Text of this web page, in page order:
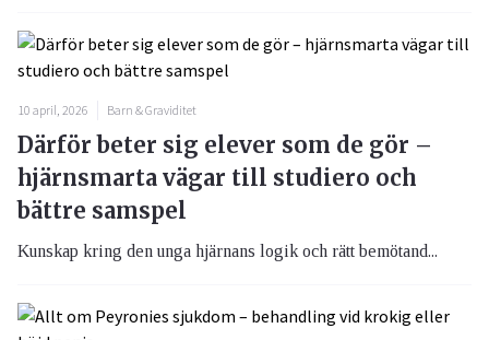
10 april, 2026 Barn & Graviditet
Därför beter sig elever som de gör –
hjärnsmarta vägar till studiero och
bättre samspel
Kunskap kring den unga hjärnans logik och rätt bemötand...